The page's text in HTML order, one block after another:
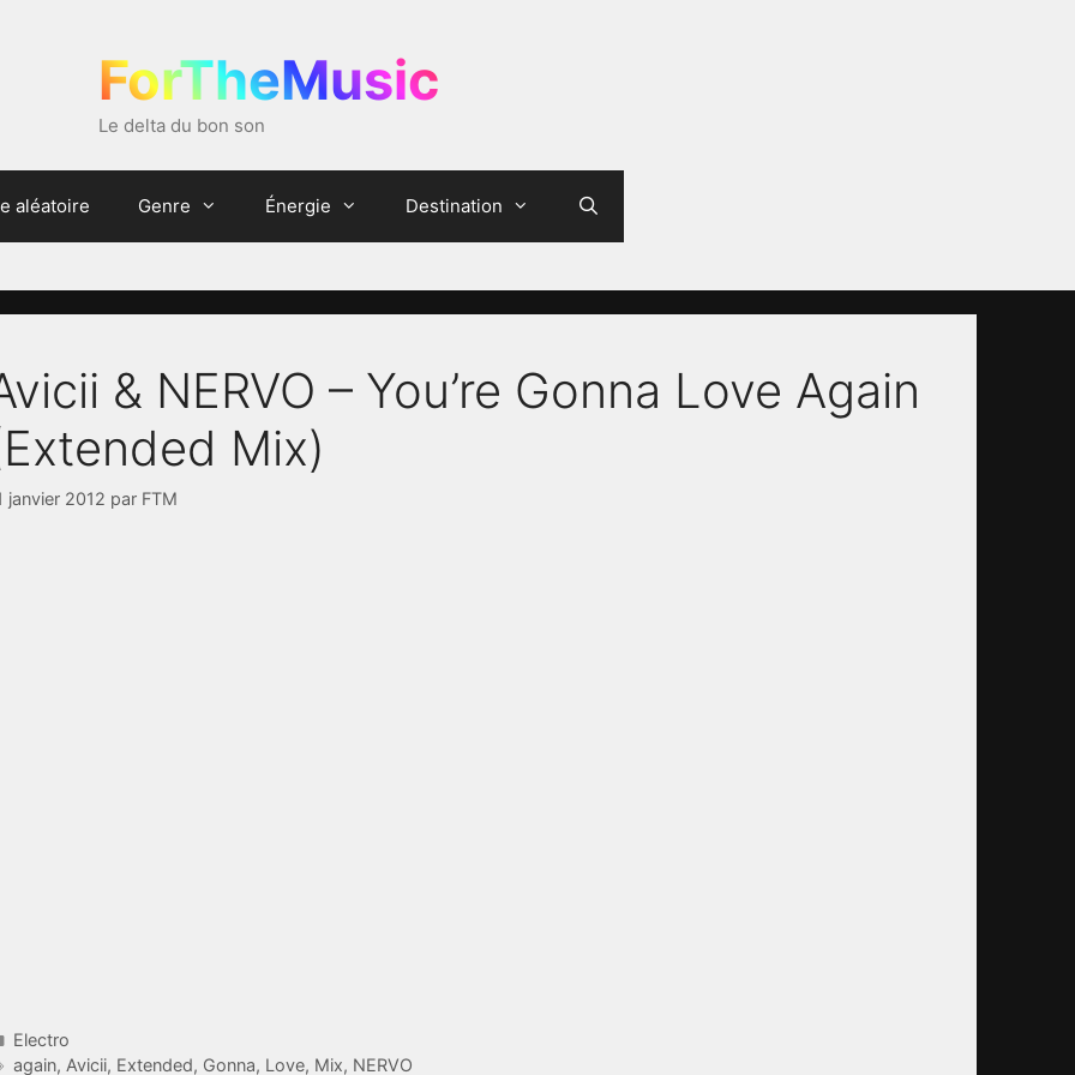
ForTheMusic
Le delta du bon son
aléatoire Genre Énergie Destination
& NERVO – You’re Gonna Love Again
Mix)
janvier 2012 par FTM
Catégories
Electro
Étiquettes
again, Avicii, Extended, Gonna, Love, Mix, NERVO